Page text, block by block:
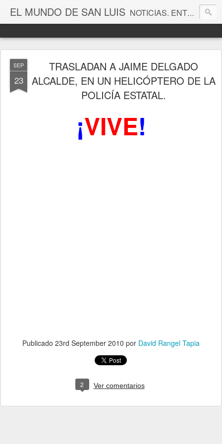
EL MUNDO DE SAN LUIS NOTICIAS. ENTRETENIMIENTO. EDITORIALES. CANAL DE VÍDEOS. GALERÍA DE FOTOGRAFÍAS.
SEP
23
TRASLADAN A JAIME DELGADO
ALCALDE, EN UN HELICÓPTERO DE LA
POLICÍA ESTATAL.
¡VIVE!
Publicado 23rd September 2010 por David Rangel Tapia
2 Ver comentarios